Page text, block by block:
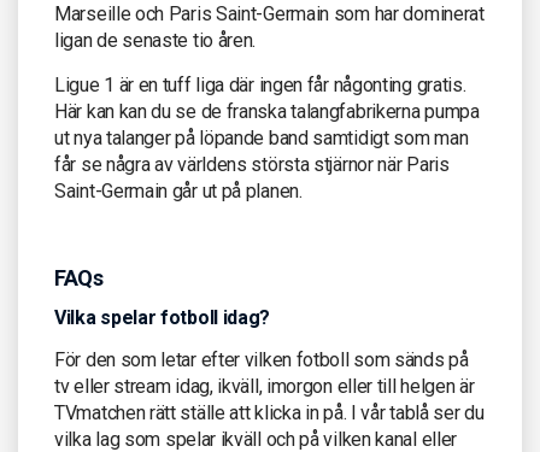
Marseille och Paris Saint-Germain som har dominerat
ligan de senaste tio åren.
Ligue 1 är en tuff liga där ingen får någonting gratis.
Här kan kan du se de franska talangfabrikerna pumpa
ut nya talanger på löpande band samtidigt som man
får se några av världens största stjärnor när Paris
Saint-Germain går ut på planen.
FAQs
Vilka spelar fotboll idag?
För den som letar efter vilken fotboll som sänds på
tv eller stream idag, ikväll, imorgon eller till helgen är
TVmatchen rätt ställe att klicka in på. I vår tablå ser du
vilka lag som spelar ikväll och på vilken kanal eller